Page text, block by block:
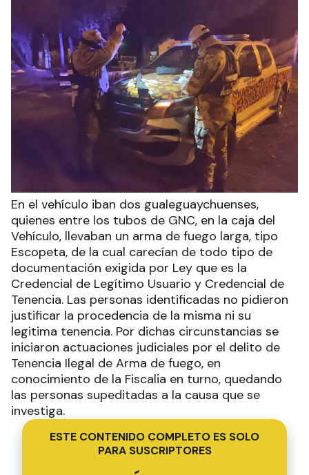
En el vehículo iban dos gualeguaychuenses,
quienes entre los tubos de GNC, en la caja del
Vehículo, llevaban un arma de fuego larga, tipo
Escopeta, de la cual carecían de todo tipo de
documentación exigida por Ley que es la
Credencial de Legítimo Usuario y Credencial de
Tenencia. Las personas identificadas no pidieron
justificar la procedencia de la misma ni su
legitima tenencia. Por dichas circunstancias se
iniciaron actuaciones judiciales por el delito de
Tenencia Ilegal de Arma de fuego, en
conocimiento de la Fiscalia en turno, quedando
las personas supeditadas a la causa que se
investiga.
ESTE CONTENIDO COMPLETO ES SOLO
PARA SUSCRIPTORES